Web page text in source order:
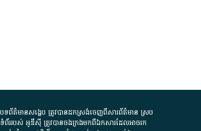
ទ​ព័ត៌មាន​សង្ខេប​ ត្រូវ​បាន​ដកស្រង់​ចេញពី​សារព័ត៌មាន ស្រប
ព័រ​របស់​ អូ​ឌី​ស៊ី​ ត្រូវ​បាន​ចងក្រង​មក​ពី​ឯកសារ​ដែល​អាច​រក​